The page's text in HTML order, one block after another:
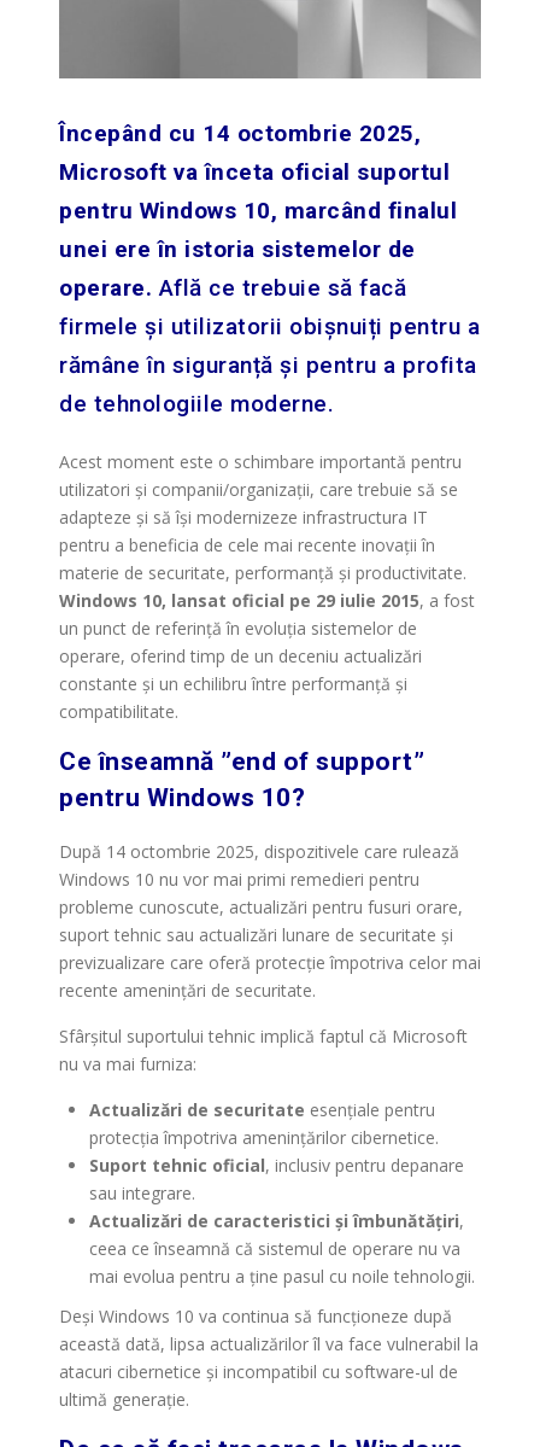
Începând cu 14 octombrie 2025,
Microsoft va înceta oficial suportul
pentru Windows 10, marcând finalul
unei ere în istoria sistemelor de
operare. Află ce trebuie să facă
firmele și utilizatorii obișnuiți pentru a
rămâne în siguranță și pentru a profita
de tehnologiile moderne.
Acest moment este o schimbare importantă pentru
utilizatori și companii/organizații, care trebuie să se
adapteze și să își modernizeze infrastructura IT
pentru a beneficia de cele mai recente inovații în
materie de securitate, performanță și productivitate.
Windows 10, lansat oficial pe 29 iulie 2015, a fost
un punct de referință în evoluția sistemelor de
operare, oferind timp de un deceniu actualizări
constante și un echilibru între performanță și
compatibilitate.
Ce înseamnă ”end of support”
pentru Windows 10?
După 14 octombrie 2025, dispozitivele care rulează
Windows 10 nu vor mai primi remedieri pentru
probleme cunoscute, actualizări pentru fusuri orare,
suport tehnic sau actualizări lunare de securitate și
previzualizare care oferă protecție împotriva celor mai
recente amenințări de securitate.
Sfârșitul suportului tehnic implică faptul că Microsoft
nu va mai furniza:
Actualizări de securitate esențiale pentru
protecția împotriva amenințărilor cibernetice.
Suport tehnic oficial, inclusiv pentru depanare
sau integrare.
Actualizări de caracteristici și îmbunătățiri,
ceea ce înseamnă că sistemul de operare nu va
mai evolua pentru a ține pasul cu noile tehnologii.
Deși Windows 10 va continua să funcționeze după
această dată, lipsa actualizărilor îl va face vulnerabil la
atacuri cibernetice și incompatibil cu software-ul de
ultimă generație.